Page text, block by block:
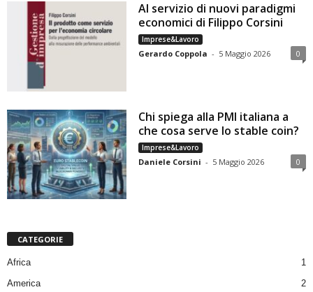
Al servizio di nuovi paradigmi
economici di Filippo Corsini
Imprese&Lavoro
Gerardo Coppola - 5 Maggio 2026 0
Chi spiega alla PMI italiana a
che cosa serve lo stable coin?
Imprese&Lavoro
Daniele Corsini - 5 Maggio 2026 0
CATEGORIE
Africa
1
America
2